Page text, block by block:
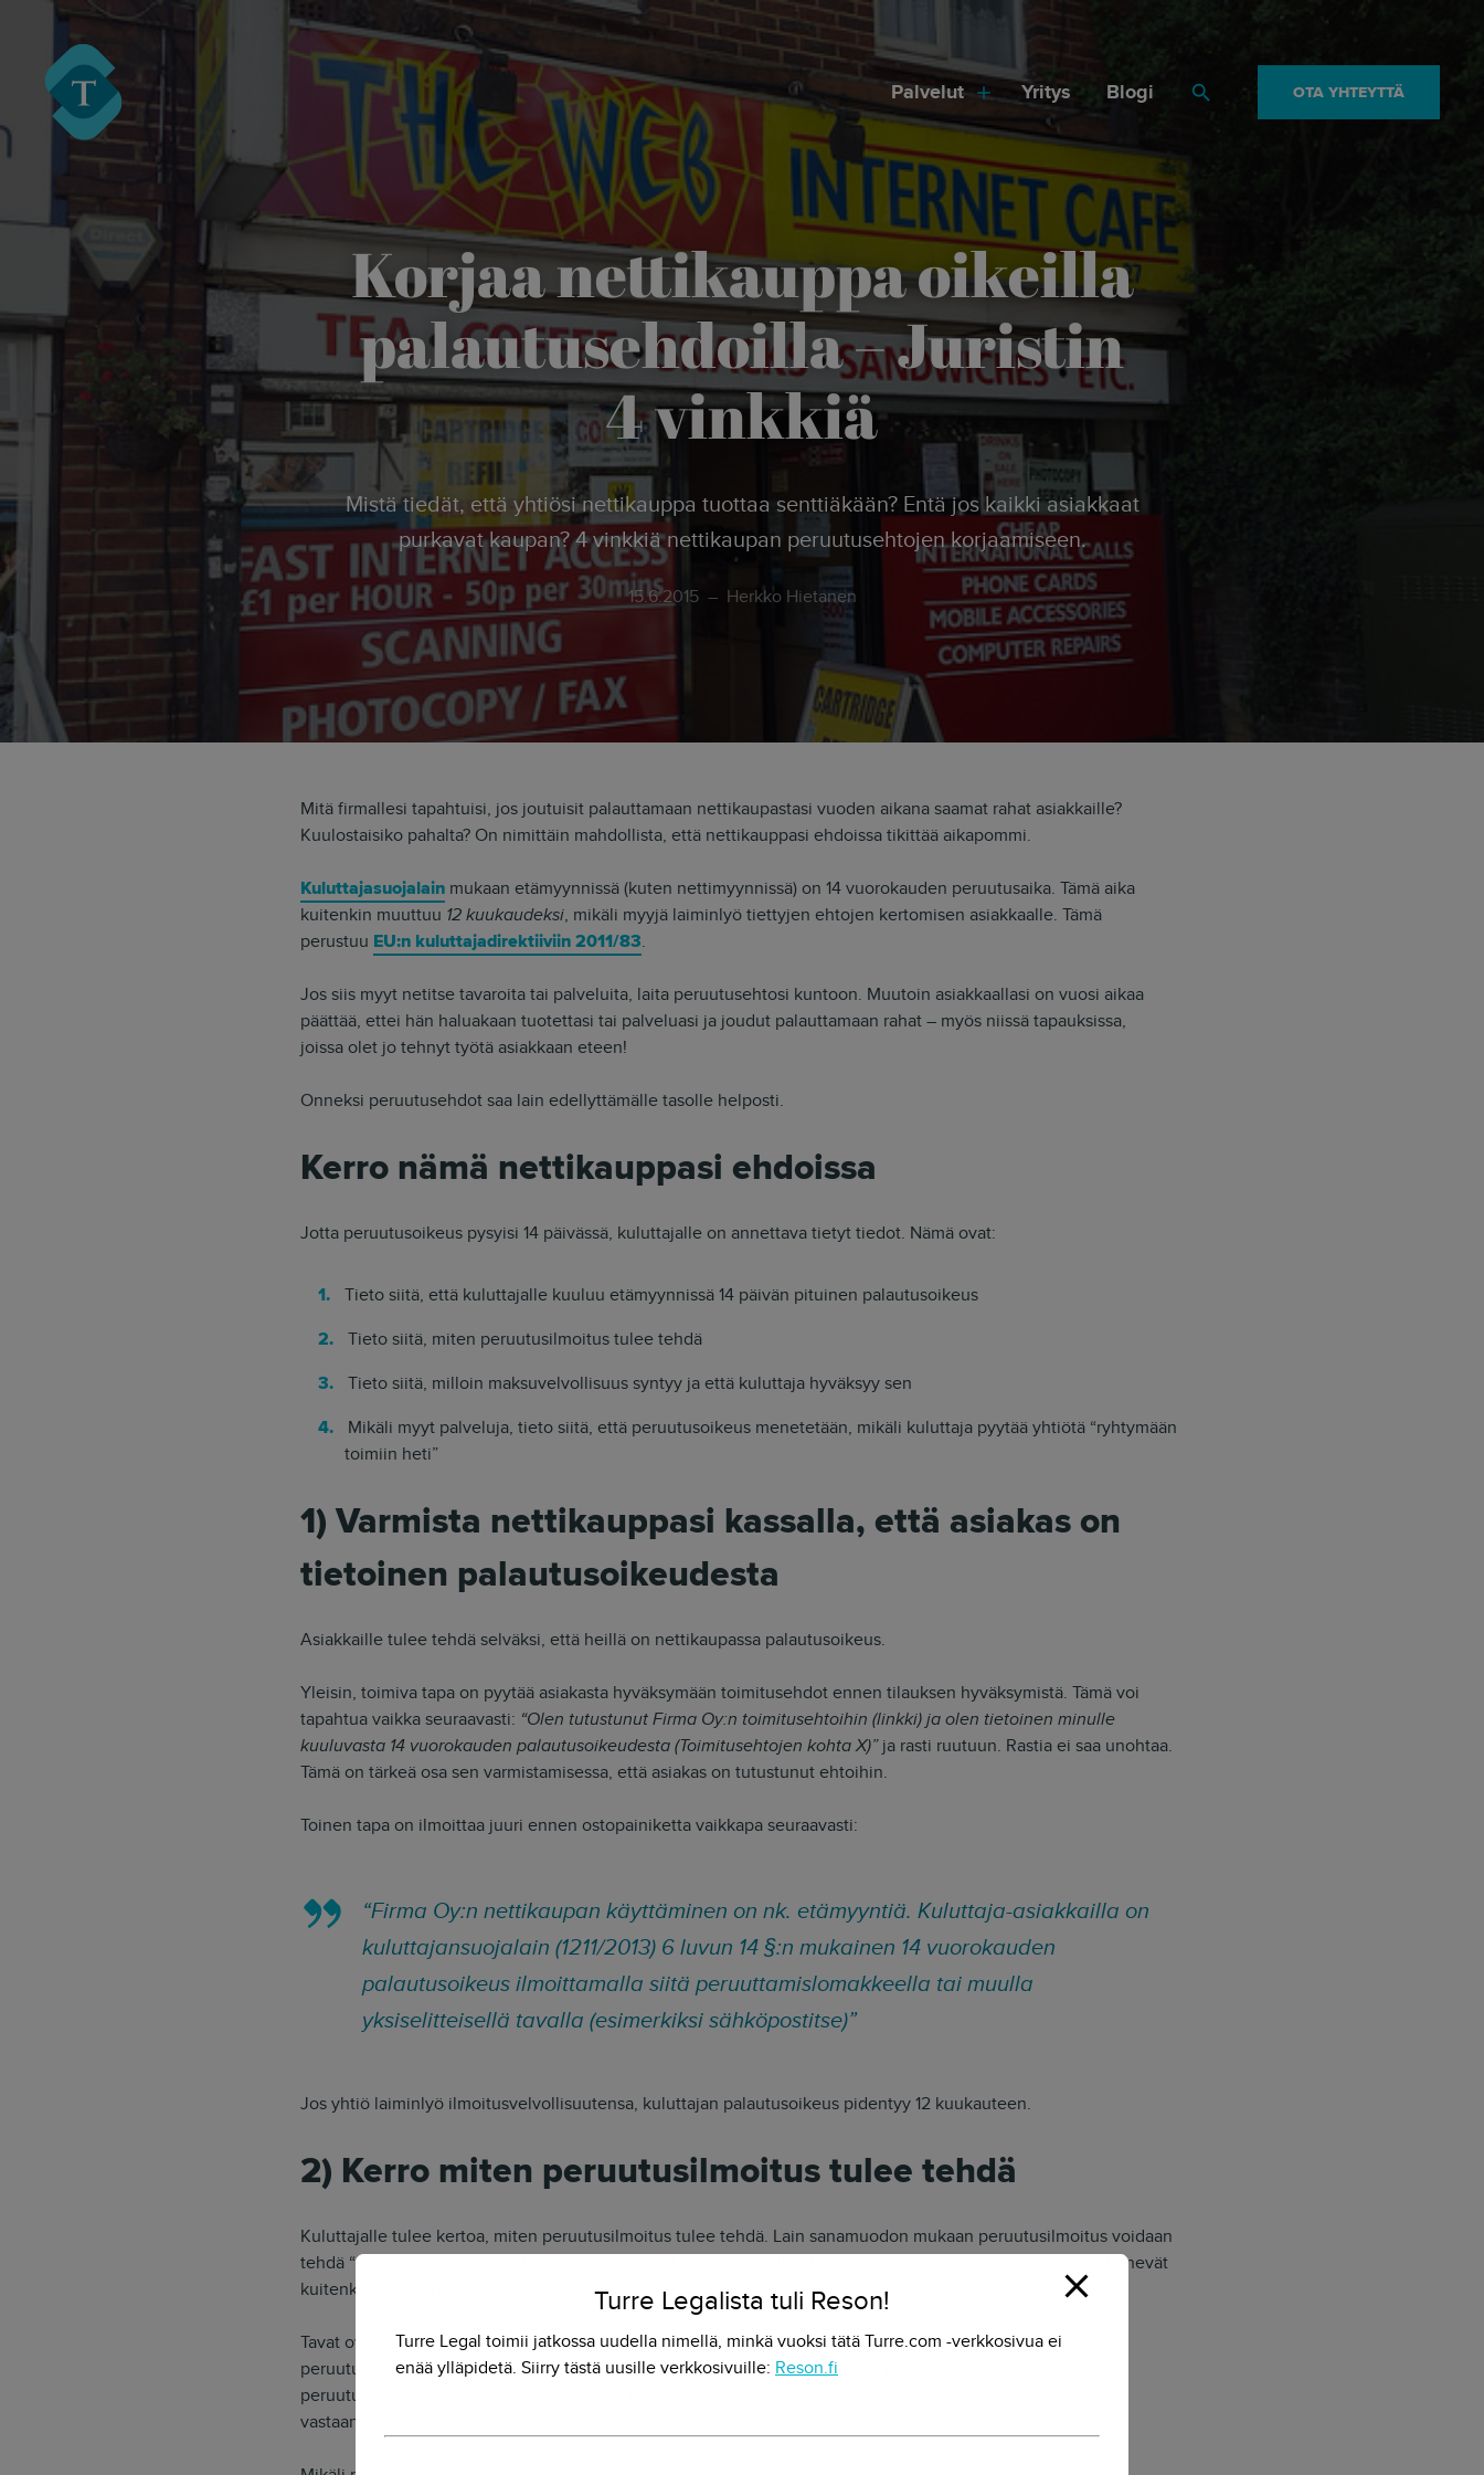
Turre Legal
Palvelut Yritys Blogi OTA YHTEYTTÄ
Korjaa nettikauppa oikeilla
palautusehdoilla – Juristin
4 vinkkiä
Mistä tiedät, että yhtiösi nettikauppa tuottaa senttiäkään? Entä jos kaikki asiakkaat
purkavat kaupan? 4 vinkkiä nettikaupan peruutusehtojen korjaamiseen.
15.6.2015 Herkko Hietanen
Mitä firmallesi tapahtuisi, jos joutuisit palauttamaan nettikaupastasi vuoden aikana saamat rahat asiakkaille?
Kuulostaisiko pahalta? On nimittäin mahdollista, että nettikauppasi ehdoissa tikittää aikapommi.
Kuluttajasuojalain mukaan etämyynnissä (kuten nettimyynnissä) on 14 vuorokauden peruutusaika. Tämä aika
kuitenkin muuttuu 12 kuukaudeksi, mikäli myyjä laiminlyö tiettyjen ehtojen kertomisen asiakkaalle. Tämä
perustuu EU:n kuluttajadirektiiviin 2011/83.
Jos siis myyt netitse tavaroita tai palveluita, laita peruutusehtosi kuntoon. Muutoin asiakkaallasi on vuosi aikaa
päättää, ettei hän haluakaan tuotettasi tai palveluasi ja joudut palauttamaan rahat – myös niissä tapauksissa,
joissa olet jo tehnyt työtä asiakkaan eteen!
Onneksi peruutusehdot saa lain edellyttämälle tasolle helposti.
Kerro nämä nettikauppasi ehdoissa
Jotta peruutusoikeus pysyisi 14 päivässä, kuluttajalle on annettava tietyt tiedot. Nämä ovat:
Tieto siitä, että kuluttajalle kuuluu etämyynnissä 14 päivän pituinen palautusoikeus
Tieto siitä, miten peruutusilmoitus tulee tehdä
Tieto siitä, milloin maksuvelvollisuus syntyy ja että kuluttaja hyväksyy sen
Mikäli myyt palveluja, tieto siitä, että peruutusoikeus menetetään, mikäli kuluttaja pyytää yhtiötä “ryhtymään
toimiin heti”
1) Varmista nettikauppasi kassalla, että asiakas on
tietoinen palautusoikeudesta
Asiakkaille tulee tehdä selväksi, että heillä on nettikaupassa palautusoikeus.
Yleisin, toimiva tapa on pyytää asiakasta hyväksymään toimitusehdot ennen tilauksen hyväksymistä. Tämä voi
tapahtua vaikka seuraavasti: “Olen tutustunut Firma Oy:n toimitusehtoihin (linkki) ja olen tietoinen minulle
kuuluvasta 14 vuorokauden palautusoikeudesta (Toimitusehtojen kohta X)”ja rasti ruutuun. Rastia ei saa unohtaa.
Tämä on tärkeä osa sen varmistamisessa, että asiakas on tutustunut ehtoihin.
Toinen tapa on ilmoittaa juuri ennen ostopainiketta vaikkapa seuraavasti:
“Firma Oy:n nettikaupan käyttäminen on nk. etämyyntiä. Kuluttaja-asiakkailla on
kuluttajansuojalain (1211/2013) 6 luvun 14 §:n mukainen 14 vuorokauden
palautusoikeus ilmoittamalla siitä peruuttamislomakkeella tai muulla
yksiselitteisellä tavalla (esimerkiksi sähköpostitse)”
Jos yhtiö laiminlyö ilmoitusvelvollisuutensa, kuluttajan palautusoikeus pidentyy 12 kuukauteen.
2) Kerro miten peruutusilmoitus tulee tehdä
Kuluttajalle tulee kertoa, miten peruutusilmoitus tulee tehdä. Lain sanamuodon mukaan peruutusilmoitus voidaan
tehdä “peruuttamislomakkeella tai muulla yksiselitteisellä tavalla”. Nettikaupassa useimmiten käytettävät lienevät
kuitenkin nettilomake tai vapaamuotoinen sähköposti.
Tavat ovat keskenään samanarvoisia, mutta mikäli ostajalle tarjotaan mahdollisuus ilmoittaa
peruutuksesta nettilomakkeella, tulee myyjän ilmoittaa ostajalle “viipymättä pysyvällä tavalla”, että
peruutusilmoitus on otettu vastaan. Käytännössä tämä tarkoittaa sähköpostivahvistusta siitä, että ilmoitus on
vastaanotettu.
modal-check
Turre Legalista tuli Reson!
Turre Legal toimii jatkossa uudella nimellä, minkä vuoksi tätä Turre.com -verkkosivua ei
enää ylläpidetä. Siirry tästä uusille verkkosivuille: Reson.fi